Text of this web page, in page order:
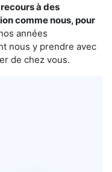
recours à des
comme nous, pour
années
nous y prendre avec
de chez vous.